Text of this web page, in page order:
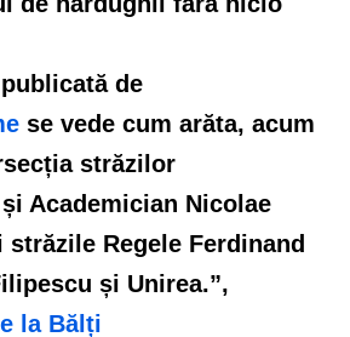
de
se vede cum arăta, acum
străzilor
Academician Nicolae
Regele Ferdinand
și Unirea.”,
la Bălți